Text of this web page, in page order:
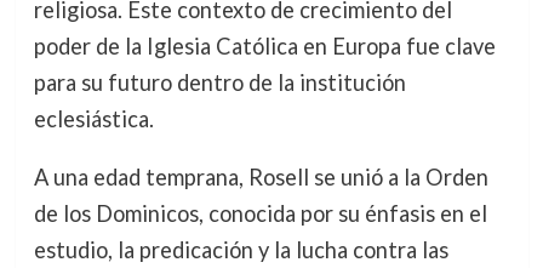
religiosa. Este contexto de crecimiento del
poder de la Iglesia Católica en Europa fue clave
para su futuro dentro de la institución
eclesiástica.
A una edad temprana, Rosell se unió a la Orden
de los Dominicos, conocida por su énfasis en el
estudio, la predicación y la lucha contra las